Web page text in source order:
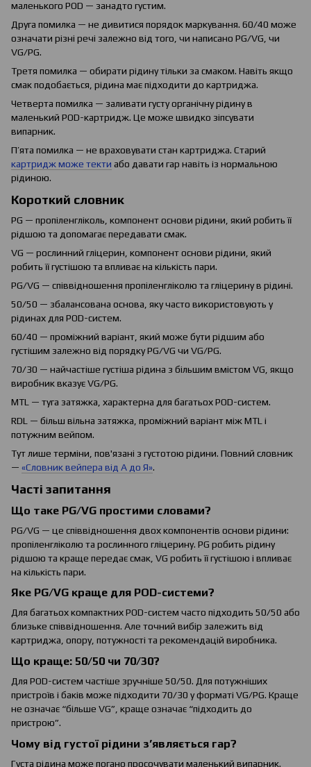
маленького POD — занадто густим.
Друга помилка — не дивитися порядок маркування. 60/40 може
означати різні речі залежно від того, чи написано PG/VG, чи
VG/PG.
Третя помилка — обирати рідину тільки за смаком. Навіть якщо
смак подобається, рідина має підходити до картриджа.
Четверта помилка — заливати густу органічну рідину в
маленький POD-картридж. Це може швидко зіпсувати
випарник.
П’ята помилка — не враховувати стан картриджа. Старий
картридж може текти або давати гар навіть із нормальною
рідиною.
Короткий словник
PG — пропіленгліколь, компонент основи рідини, який робить її
рідшою та допомагає передавати смак.
VG — рослинний гліцерин, компонент основи рідини, який
робить її густішою та впливає на кількість пари.
PG/VG — співвідношення пропіленгліколю та гліцерину в рідині.
50/50 — збалансована основа, яку часто використовують у
рідинах для POD-систем.
60/40 — проміжний варіант, який може бути рідшим або
густішим залежно від порядку PG/VG чи VG/PG.
70/30 — найчастіше густіша рідина з більшим вмістом VG, якщо
виробник вказує VG/PG.
MTL — туга затяжка, характерна для багатьох POD-систем.
RDL — більш вільна затяжка, проміжний варіант між MTL і
потужним вейпом.
Тут лише терміни, пов'язані з густотою рідини. Повний словник
— «Словник вейпера від А до Я».
Часті запитання
Що таке PG/VG простими словами?
PG/VG — це співвідношення двох компонентів основи рідини:
пропіленгліколю та рослинного гліцерину. PG робить рідину
рідшою та краще передає смак, VG робить її густішою і впливає
на кількість пари.
Яке PG/VG краще для POD-системи?
Для багатьох компактних POD-систем часто підходить 50/50 або
близьке співвідношення. Але точний вибір залежить від
картриджа, опору, потужності та рекомендацій виробника.
Що краще: 50/50 чи 70/30?
Для POD-систем частіше зручніше 50/50. Для потужніших
пристроїв і баків може підходити 70/30 у форматі VG/PG. Краще
не означає “більше VG”, краще означає “підходить до
пристрою”.
Чому від густої рідини з’являється гар?
Густа рідина може погано просочувати маленький випарник.